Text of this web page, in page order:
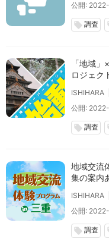
公開:
local_offer 調査
「地域
ロジェク
ISHIHARA
公開:
local_offer 調査
地域交流
集の案内
ISHIHARA
公開:
local_offer 調査